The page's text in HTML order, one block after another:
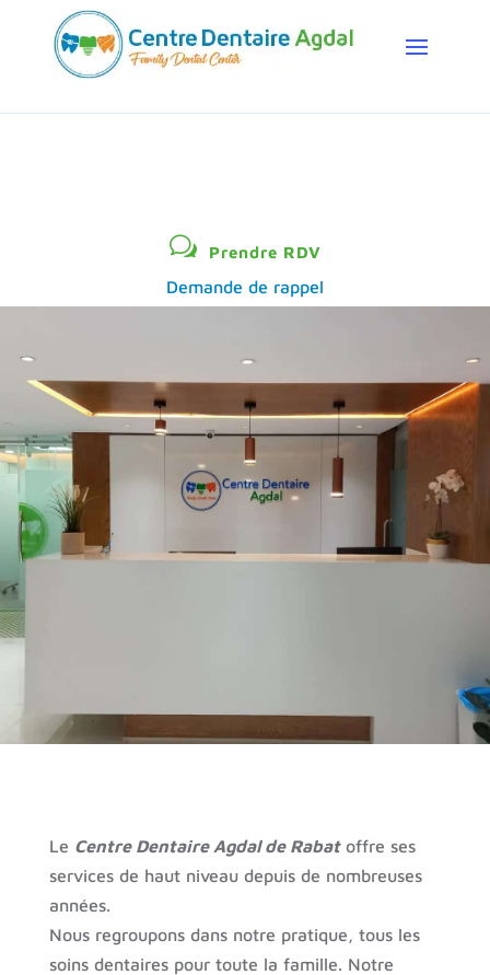
w Prendre RDV
Demande de rappel
Le Centre Dentaire Agdal de Rabatoffre ses
services de haut niveau depuis de nombreuses
années.
Nous regroupons dans notre pratique, tous les
soins dentaires pour toute la famille. Notre